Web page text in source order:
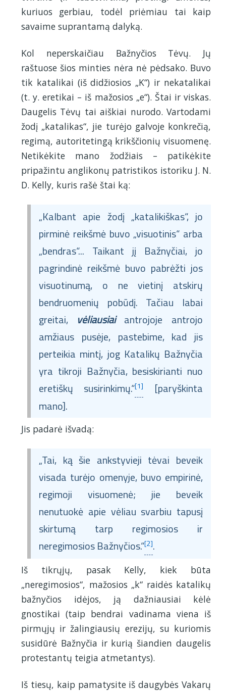
kuriuos gerbiau, todėl priėmiau tai kaip
savaime suprantamą dalyką.
Kol neperskaičiau Bažnyčios Tėvų. Jų
raštuose šios minties nėra nė pėdsako. Buvo
tik katalikai (iš didžiosios „K“) ir nekatalikai
(t. y. eretikai – iš mažosios „e“). Štai ir viskas.
Daugelis Tėvų tai aiškiai nurodo. Vartodami
žodį „katalikas“, jie turėjo galvoje konkrečią,
regimą, autoritetingą krikščionių visuomenę.
Netikėkite mano žodžiais – patikėkite
pripažintu anglikonų patristikos istoriku J. N.
D. Kelly, kuris rašė štai ką:
„Kalbant apie žodį „katalikiškas“, jo
pirminė reikšmė buvo „visuotinis“ arba
„bendras“... Taikant jį Bažnyčiai, jo
pagrindinė reikšmė buvo pabrėžti jos
visuotinumą, o ne vietinį atskirų
bendruomenių pobūdį. Tačiau labai
greitai, vėliausiai antrojoje antrojo
amžiaus pusėje, pastebime, kad jis
perteikia mintį, jog Katalikų Bažnyčia
yra tikroji Bažnyčia, besiskirianti nuo
eretiškų susirinkimų.“[1]
[paryškinta
mano].
Jis padarė išvadą:
„Tai, ką šie ankstyvieji tėvai beveik
visada turėjo omenyje, buvo empirinė,
regimoji visuomenė; jie beveik
nenutuokė apie vėliau svarbiu tapusį
skirtumą tarp regimosios ir
neregimosios Bažnyčios.“[2].
Iš tikrųjų, pasak Kelly, kiek būta
„neregimosios“, mažosios „k“ raidės katalikų
bažnyčios idėjos, ją dažniausiai kėlė
gnostikai (taip bendrai vadinama viena iš
pirmųjų ir žalingiausių erezijų, su kuriomis
susidūrė Bažnyčia ir kurią šiandien daugelis
protestantų teigia atmetantys).
Iš tiesų, kaip pamatysite iš daugybės Vakarų